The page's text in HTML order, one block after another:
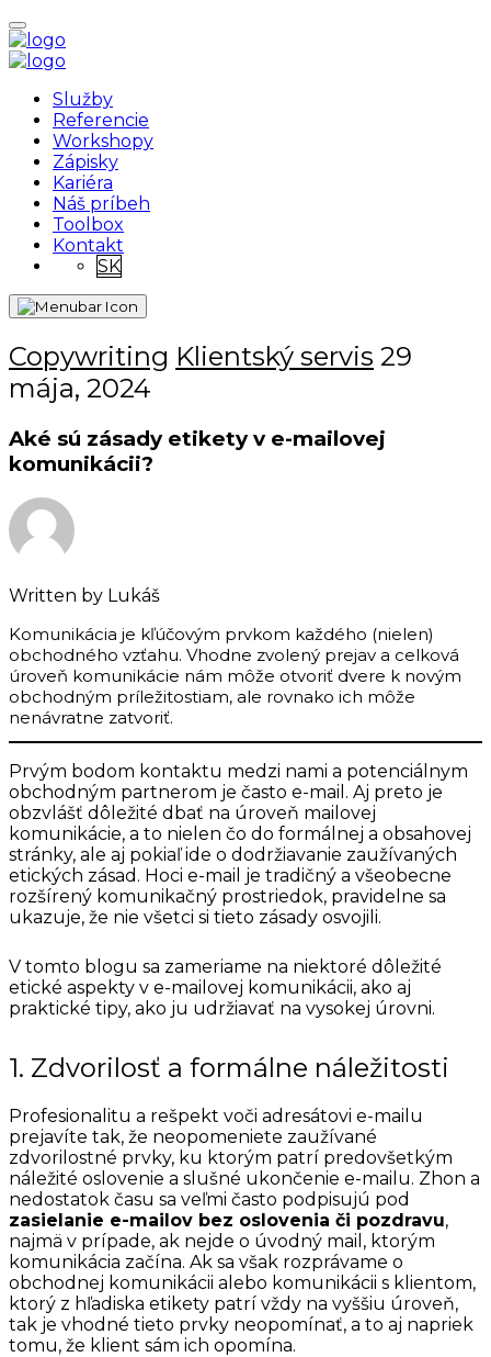
Služby
Referencie
Workshopy
Zápisky
Kariéra
Náš príbeh
Toolbox
Kontakt
SK
Copywriting Klientský servis 29
mája, 2024
Aké sú zásady etikety v e-mailovej
komunikácii?
Written by Lukáš
Komunikácia je kľúčovým prvkom každého (nielen)
obchodného vzťahu. Vhodne zvolený prejav a celková
úroveň komunikácie nám môže otvoriť dvere k novým
obchodným príležitostiam, ale rovnako ich môže
nenávratne zatvoriť.
Prvým bodom kontaktu medzi nami a potenciálnym
obchodným partnerom je často e-mail. Aj preto je
obzvlášť dôležité dbať na úroveň mailovej
komunikácie, a to nielen čo do formálnej a obsahovej
stránky, ale aj pokiaľ ide o dodržiavanie zaužívaných
etických zásad. Hoci e-mail je tradičný a všeobecne
rozšírený komunikačný prostriedok, pravidelne sa
ukazuje, že nie všetci si tieto zásady osvojili.
V tomto blogu sa zameriame na niektoré dôležité
etické aspekty v e-mailovej komunikácii, ako aj
praktické tipy, ako ju udržiavať na vysokej úrovni.
1. Zdvorilosť a formálne náležitosti
Profesionalitu a rešpekt voči adresátovi e-mailu
prejavíte tak, že neopomeniete zaužívané
zdvorilostné prvky, ku ktorým patrí predovšetkým
náležité oslovenie a slušné ukončenie e-mailu. Zhon a
nedostatok času sa veľmi často podpisujú pod
zasielanie e-mailov bez oslovenia či pozdravu,
najmä v prípade, ak nejde o úvodný mail, ktorým
komunikácia začína. Ak sa však rozprávame o
obchodnej komunikácii alebo komunikácii s klientom,
ktorý z hľadiska etikety patrí vždy na vyššiu úroveň,
tak je vhodné tieto prvky neopomínať, a to aj napriek
tomu, že klient sám ich opomína.